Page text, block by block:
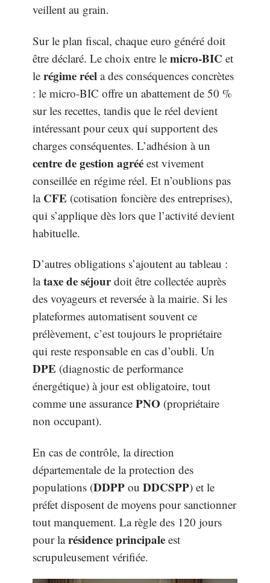
veillent au grain.
Sur le plan fiscal, chaque euro généré doit
être déclaré. Le choix entre le micro-BIC et
le régime réel a des conséquences concrètes
: le micro-BIC offre un abattement de 50 %
sur les recettes, tandis que le réel devient
intéressant pour ceux qui supportent des
charges conséquentes. L’adhésion à un
centre de gestion agréé est vivement
conseillée en régime réel. Et n’oublions pas
la CFE (cotisation foncière des entreprises),
qui s’applique dès lors que l’activité devient
habituelle.
D’autres obligations s’ajoutent au tableau :
lataxe de séjourdoit être collectée auprès
des voyageurs et reversée à la mairie. Si les
plateformes automatisent souvent ce
prélèvement, c’est toujours le propriétaire
qui reste responsable en cas d’oubli. Un
DPE (diagnostic de performance
énergétique) à jour est obligatoire, tout
comme une assurance PNO (propriétaire
non occupant).
En cas de contrôle, la direction
départementale de la protection des
populations (DDPP ou DDCSPP) et le
préfet disposent de moyens pour sanctionner
tout manquement. La règle des 120 jours
pour larésidence principale est
scrupuleusement vérifiée.